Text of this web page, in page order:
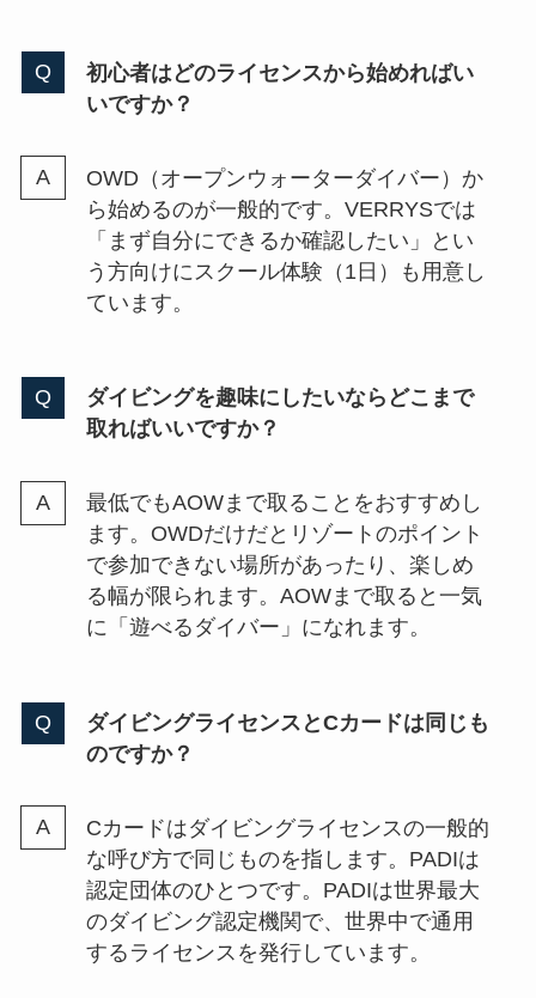
初心者はどのライセンスから始めればい
いですか？
OWD（オープンウォーターダイバー）か
ら始めるのが一般的です。VERRYSでは
「まず自分にできるか確認したい」とい
う方向けにスクール体験（1日）も用意し
ています。
ダイビングを趣味にしたいならどこまで
取ればいいですか？
最低でもAOWまで取ることをおすすめし
ます。OWDだけだとリゾートのポイント
で参加できない場所があったり、楽しめ
る幅が限られます。AOWまで取ると一気
に「遊べるダイバー」になれます。
ダイビングライセンスとCカードは同じも
のですか？
Cカードはダイビングライセンスの一般的
な呼び方で同じものを指します。PADIは
認定団体のひとつです。PADIは世界最大
のダイビング認定機関で、世界中で通用
するライセンスを発行しています。